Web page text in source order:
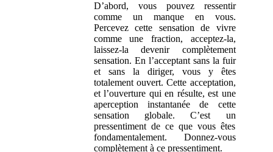
D’abord, vous pouvez ressentir
comme un manque en vous.
Percevez cette sensation de vivre
comme une fraction, acceptez-la,
laissez-la devenir complètement
sensation. En l’acceptant sans la fuir
et sans la diriger, vous y êtes
totalement ouvert. Cette acceptation,
et l’ouverture qui en résulte, est une
aperception instantanée de cette
sensation globale. C’est un
pressentiment de ce que vous êtes
fondamentalement. Donnez-vous
complètement à ce pressentiment.